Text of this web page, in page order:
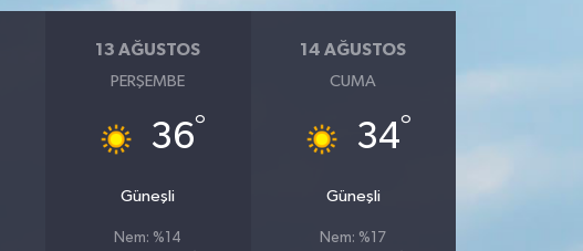
13 AĞUSTOS
PERŞEMBE
36°
Güneşli
Nem: %14
14 AĞUSTOS
CUMA
34°
Güneşli
Nem: %17